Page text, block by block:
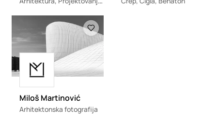
Miloš Martinović
Arhitektonska fotografija